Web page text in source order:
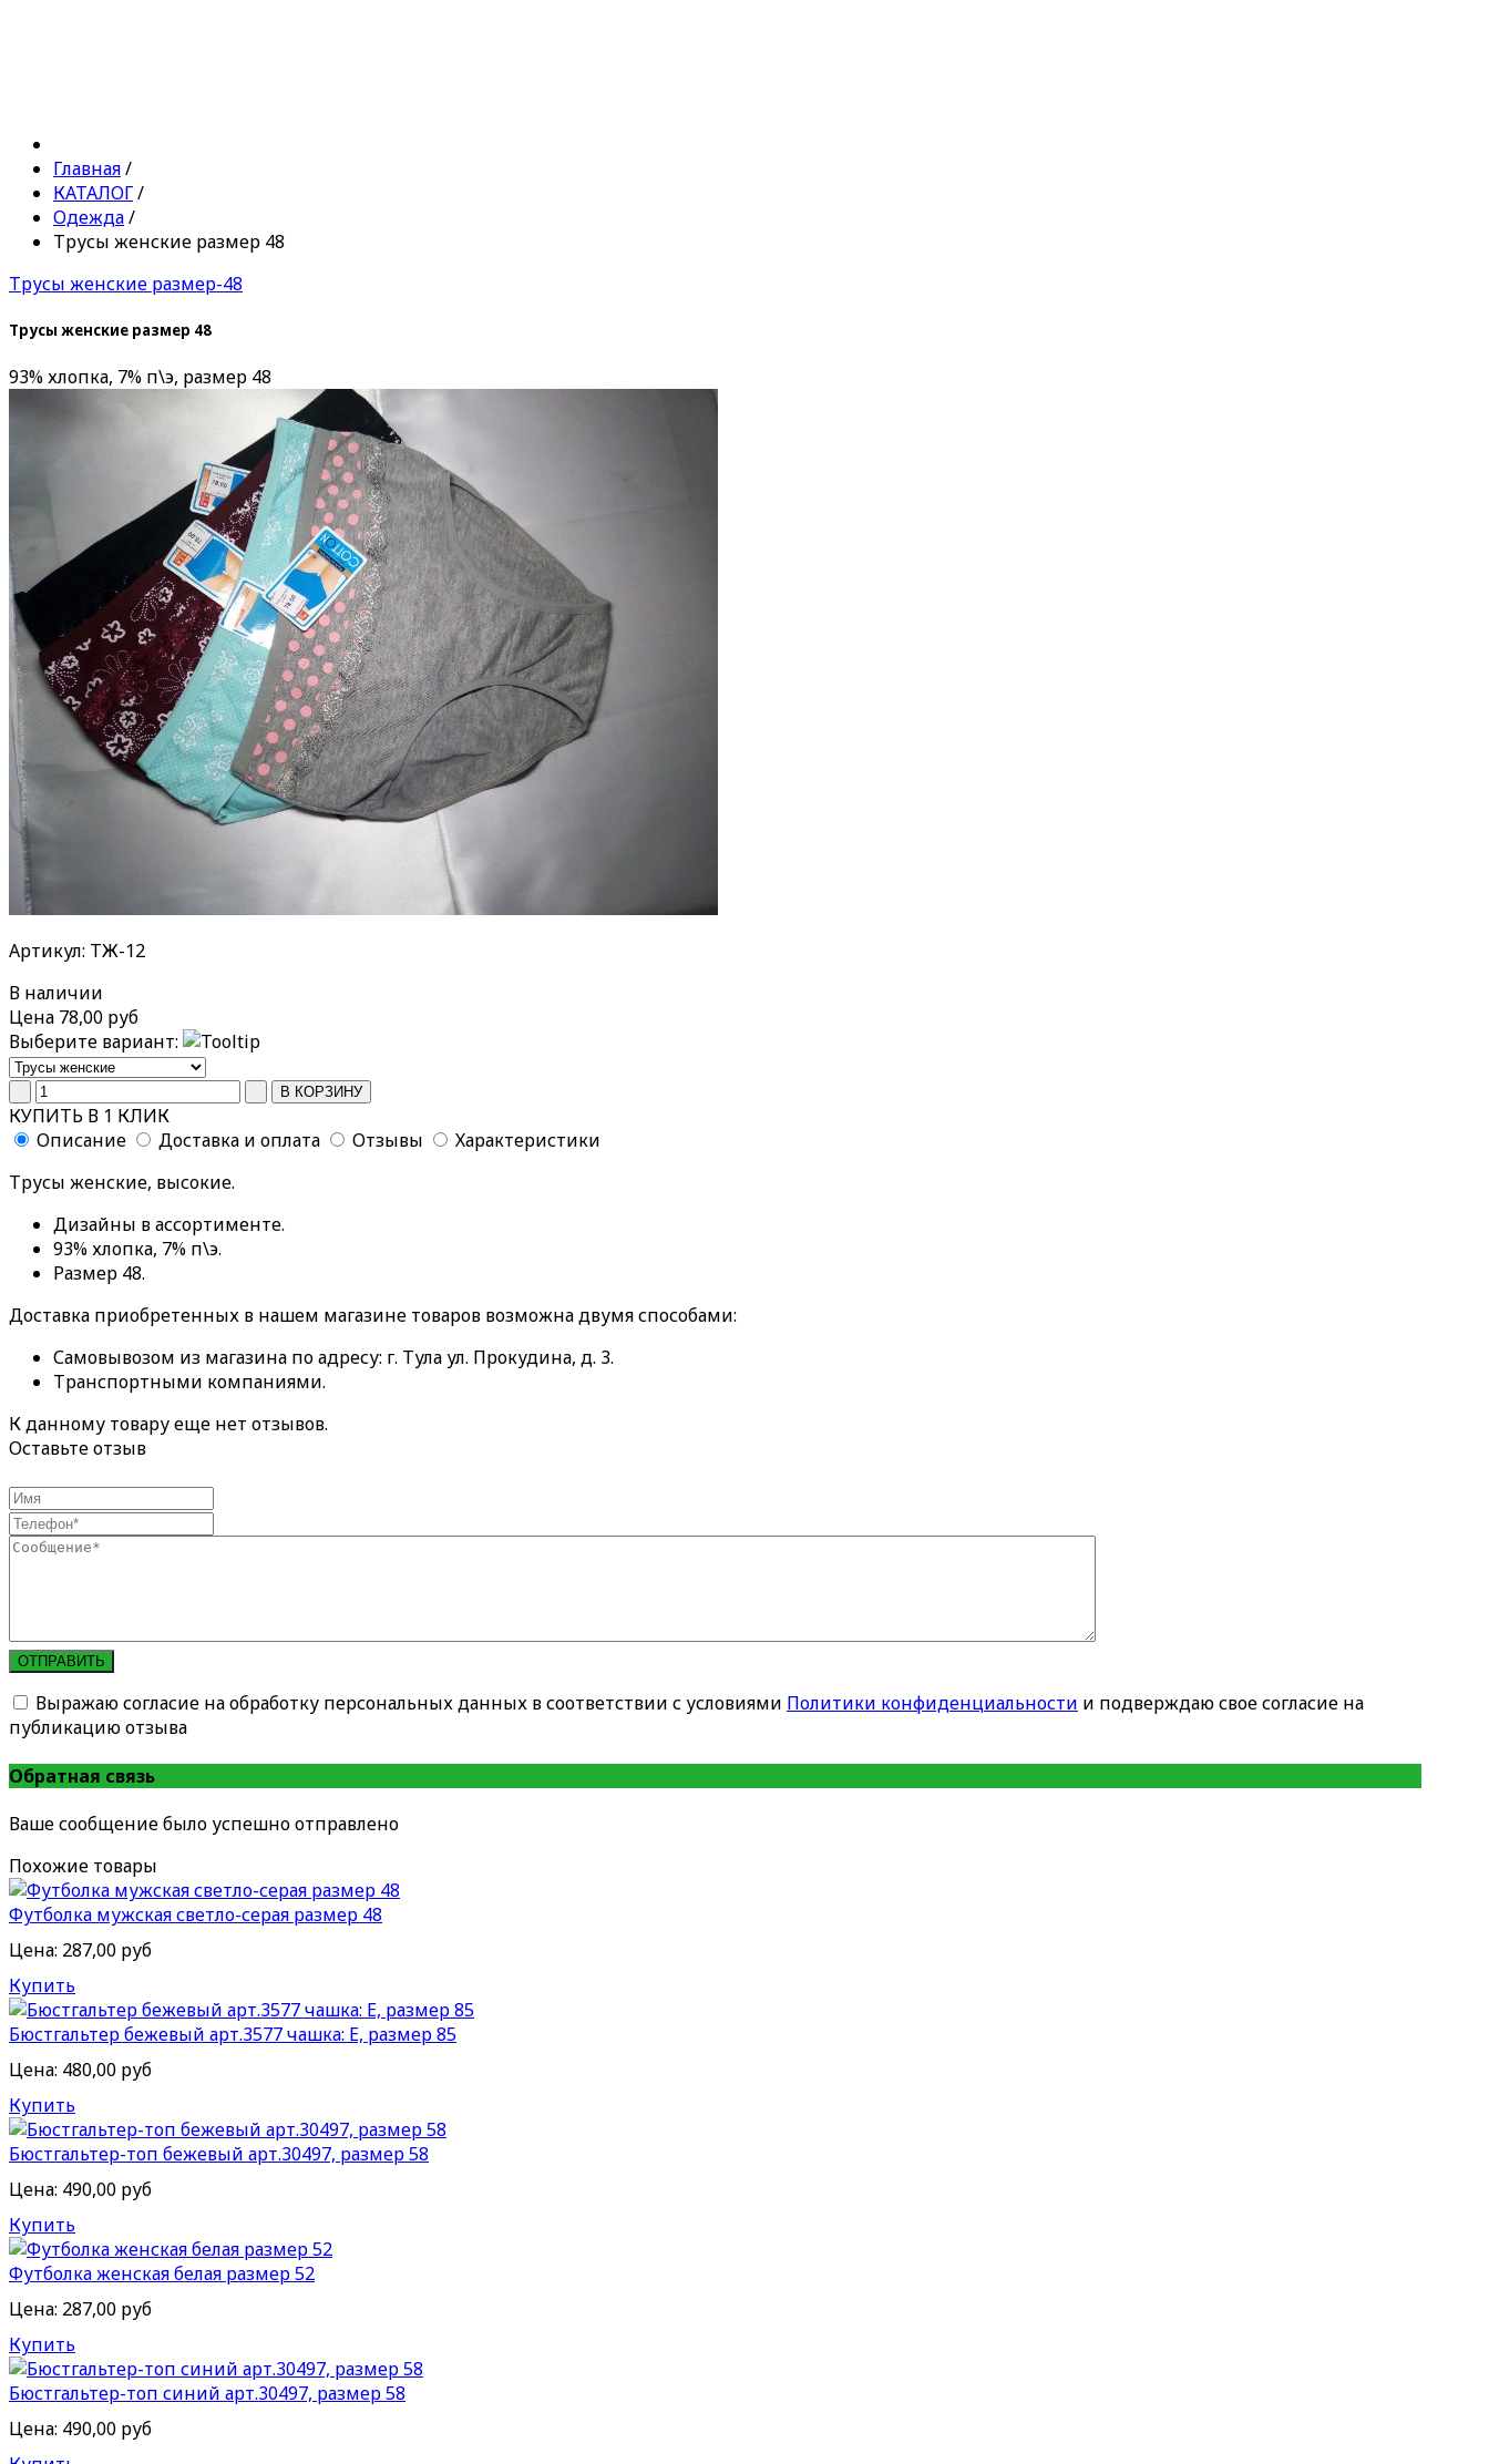
Главная/
КАТАЛОГ/
Одежда/
Трусы женские размер 48
Трусы женские размер-48
Трусы женские размер 48
93% хлопка, 7% п\э, размер 48
Артикул: ТЖ-12
В наличии
Цена 78,00 руб
Выберите вариант:
КУПИТЬ В 1 КЛИК
Описание
Доставка и оплата Отзывы
Характеристики
Трусы женские, высокие.
Дизайны в ассортименте.
93% хлопка, 7% п\э.
Размер 48.
Доставка приобретенных в нашем магазине товаров возможна двумя способами:
Самовывозом из магазина по адресу: г. Тула ул. Прокудина, д. 3.
Транспортными компаниями.
К данному товару еще нет отзывов.
Оставьте отзыв
ОТПРАВИТЬ
Выражаю согласие на обработку персональных данных в соответствии с условиями Политики конфиденциальности и подверждаю свое согласие на
публикацию отзыва
Обратная связь
Ваше сообщение было успешно отправлено
Похожие товары
Футболка мужская светло-серая размер 48
Цена: 287,00 руб
Купить
Бюстгальтер бежевый арт.3577 чашка: Е, размер 85
Цена: 480,00 руб
Купить
Бюстгальтер-топ бежевый арт.30497, размер 58
Цена: 490,00 руб
Купить
Футболка женская белая размер 52
Цена: 287,00 руб
Купить
Бюстгальтер-топ синий арт.30497, размер 58
Цена: 490,00 руб